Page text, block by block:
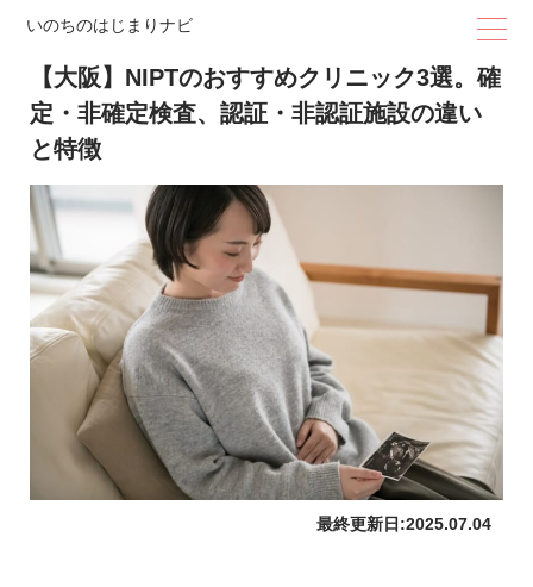
いのちのはじまりナビ
【大阪】NIPTのおすすめクリニック3選。確
定・非確定検査、認証・非認証施設の違い
と特徴
最終更新日:2025.07.04